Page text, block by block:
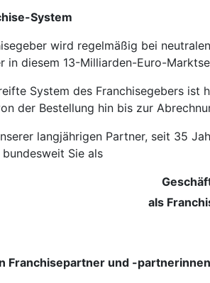
System
wird regelmäßig bei
in diesem 13-Milliarden-Euro-
System des Franchisegebers
der Bestellung hin bis zur
langjährigen Partner, seit 35
Sie als
als
Franchisepartner und -